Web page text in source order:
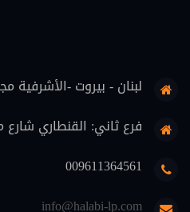
تنفيذ (6)
منهجية قانونية (4)
اثبات (4)
لبنان - بيروت -
فرع ثاني: القنطاري
009611364561
info@halabi-lp.com